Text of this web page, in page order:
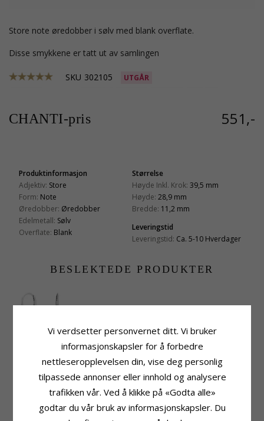
store note øredobber i sølv med blank overflate.
Disse smykkene er tatt ut av samlingen
SKU 302105 UTGÅR
CHANTI-pris 551,-
Produktinformasjon
Adjektiv: Store
Form: Note
Øredobber: Øredobber
Edelmetall: Sølv
Overflate: Blank
Størrelse
Høyde Inkl. Krok: 39,5 mm
Høyde: 28,9 mm
Bredde: 11,2 mm
Leveringstid
Leveringstid: Ca. 5-10 Hverdager
BESLEKTEDE PRODUKTER
Livets tre rav
øredobber i sølv
CHANTI-pris 866,-
KUNDER KJØPER OGSÅ
Vi verdsetter personvernet ditt. Vi bruker
informasjonskapsler for å forbedre
nettleseropplevelsen din, vise deg personlig
tilpassede annonser eller innhold og analysere
trafikken vår. Ved å klikke på «Godta alle»
godtar du vår bruk av informasjonskapsler. Du